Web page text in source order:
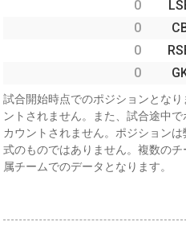
0
0
0
0
試合開始時点でのポジションとな
ントされません。また、試合途中
カウントされません。ポジション
式のものではありません。複数の
属チームでのデータとなります。